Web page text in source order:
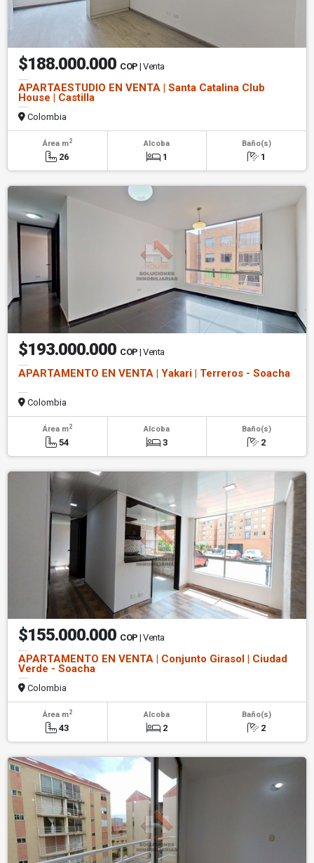
$188.000.000 COP | Venta
APARTAESTUDIO EN VENTA | Santa Catalina Club
House | Castilla
Colombia
Área m2
26
Alcoba
1
Baño(s)
1
$193.000.000 COP | Venta
APARTAMENTO EN VENTA | Yakari | Terreros - Soacha
Colombia
Área m2
54
Alcoba
3
Baño(s)
2
$155.000.000 COP | Venta
APARTAMENTO EN VENTA | Conjunto Girasol | Ciudad
Verde - Soacha
Colombia
Área m2
43
Alcoba
2
Baño(s)
2